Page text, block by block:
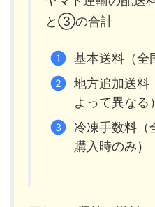
と③の合計
基本送料（全
地方追加送料
よって異なる）
冷凍手数料（
購入時のみ）